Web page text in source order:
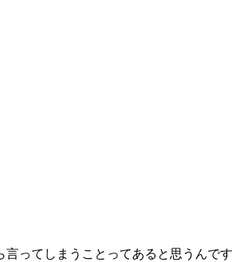
言ってしまうことってあると思うんです